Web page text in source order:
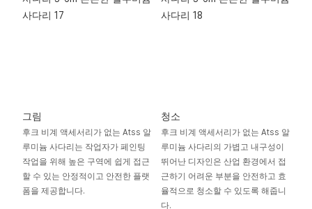
그림
후크 비계 액세서리가 없는 Atss 알
루미늄 사다리는 작업자가 페인팅
작업을 위해 높은 구역에 쉽게 접근
할 수 있는 안정적이고 안전한 플랫
폼을 제공합니다.
청소
후크 비계 액세서리가 없는 Atss 알
루미늄 사다리의 가볍고 내구성이
뛰어난 디자인은 산업 환경에서 접
근하기 어려운 부분을 안전하고 효
율적으로 청소할 수 있도록 해줍니
다.